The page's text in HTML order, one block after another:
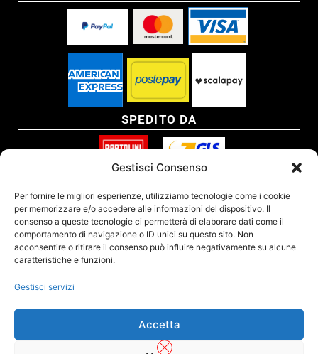
Gestisci Consenso
Per fornire le migliori esperienze, utilizziamo tecnologie come i cookie
per memorizzare e/o accedere alle informazioni del dispositivo. Il
consenso a queste tecnologie ci permetterà di elaborare dati come il
comportamento di navigazione o ID unici su questo sito. Non
acconsentire o ritirare il consenso può influire negativamente su alcune
caratteristiche e funzioni.
Gestisci servizi
Accetta
SPEDITO DA